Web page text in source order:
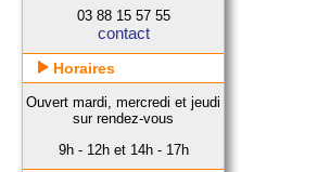
03 88 15 57 55
contact
Horaires
Ouvert mardi, mercredi et jeudi
sur rendez-vous
9h - 12h et 14h - 17h